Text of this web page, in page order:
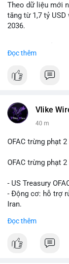
Lời khuyên: Nhà
khi giao dịch được
ưu tiên quản trị
#btcmempool65k
Theo dữ liệu mới
tăng từ 1,7 tỷ USD
2036.
hàng năm (CAGR)
Điều gì đang
Đọc thêm
Vlike
40 m
OFAC trừng phạt
OFAC trừng phạt
- US Treasury
- Động cơ: hỗ trợ
Iran.
- Tác động: rủi ro
#binancesquare
Đọc thêm